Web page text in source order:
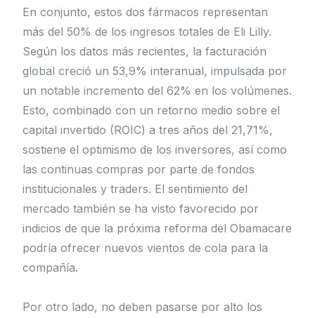
En conjunto, estos dos fármacos representan
más del 50% de los ingresos totales de Eli Lilly.
Según los datos más recientes, la facturación
global creció un 53,9% interanual, impulsada por
un notable incremento del 62% en los volúmenes.
Esto, combinado con un retorno medio sobre el
capital invertido (ROIC) a tres años del 21,71%,
sostiene el optimismo de los inversores, así como
las continuas compras por parte de fondos
institucionales y traders. El sentimiento del
mercado también se ha visto favorecido por
indicios de que la próxima reforma del Obamacare
podría ofrecer nuevos vientos de cola para la
compañía.
Por otro lado, no deben pasarse por alto los